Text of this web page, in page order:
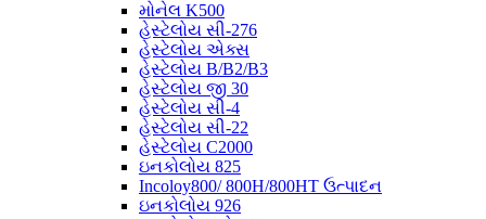
મોનેલ K500
હેસ્ટેલોય સી-276
હેસ્ટેલોય એક્સ
હેસ્ટેલોય B/B2/B3
હેસ્ટેલોય જી 30
હેસ્ટેલોય સી-4
હેસ્ટેલોય સી-22
હેસ્ટેલોય C2000
ઇનકોલોય 825
Incoloy800/ 800H/800HT ઉત્પાદન
ઇનકોલોય 926